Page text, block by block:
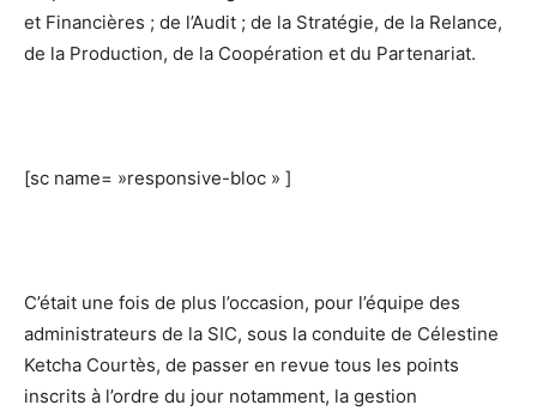
et Financières ; de l’Audit ; de la Stratégie, de la Relance,
de la Production, de la Coopération et du Partenariat.
[sc name= »responsive-bloc » ]
C’était une fois de plus l’occasion, pour l’équipe des
administrateurs de la SIC, sous la conduite de Célestine
Ketcha Courtès, de passer en revue tous les points
inscrits à l’ordre du jour notamment, la gestion